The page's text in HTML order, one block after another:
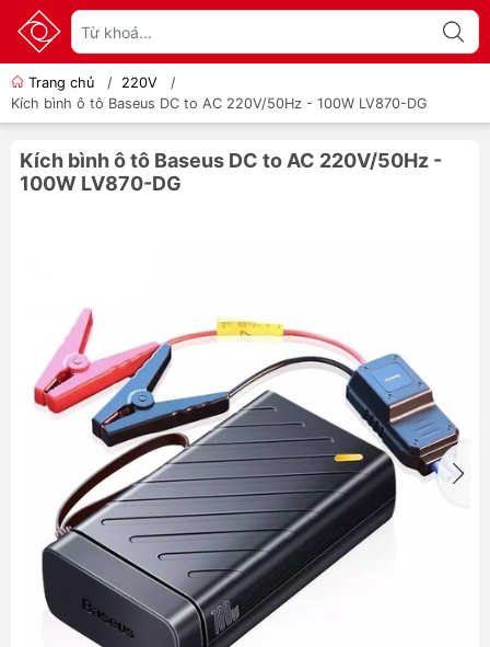
Trang chủ / 220V
/
Kích bình ô tô Baseus DC to AC 220V/50Hz - 100W LV870-DG
Kích bình ô tô Baseus DC to AC 220V/50Hz -
100W LV870-DG